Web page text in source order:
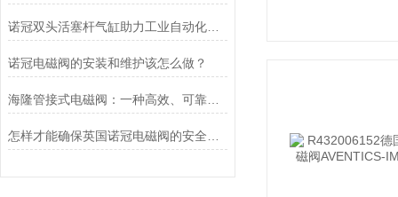
诺冠双头活塞杆气缸助力工业自动化迈向新高度
诺冠电磁阀的安装和维护该怎么做？